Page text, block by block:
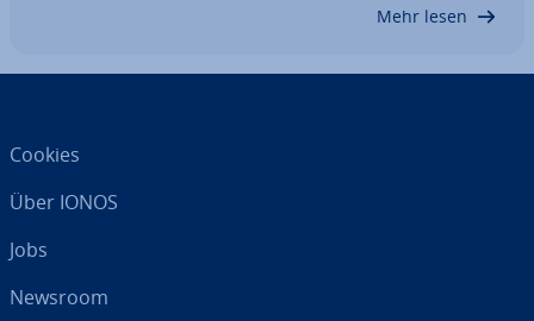
Mehr lesen
Cookies
Über IONOS
Jobs
Newsroom